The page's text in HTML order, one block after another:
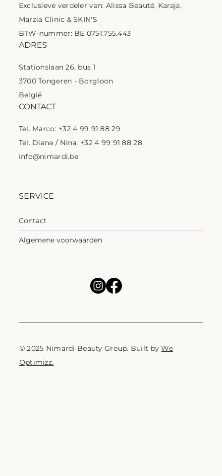
© 2025 Nimardi Beauty Group. Built byWe
Optimizz.
SERVICE
Contact
Algemene voorwaarden
Exclusieve verdeler van: Alissa Beauté, Karaja,
Marzia Clinic & SKIN'S
BTW-nummer: BE 0751.755.443
ADRES
Stationslaan 26, bus 1
3700 Tongeren - Borgloon
België
CONTACT
Tel. Marco: +32 4 99 91 88 29
Tel. Diana / Nina: +32 4 99 91 88 28
info@nimardi.be